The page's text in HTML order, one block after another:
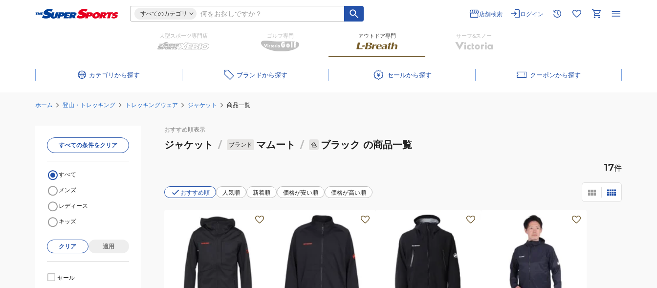
すべてのカテゴリ 店舗検索 ログイン
大型スポーツ専門店 ゴルフ専門 アウトドア専門 サーフ&スノー
カテゴリ ブランド セール クーポン
ホーム 登山・トレッキング トレッキングウェア ジャケット 商品一覧
おすすめ順表示
ジャケット / ブランド マムート / 色 ブラック の商品一覧
17件
おすすめ順 人気順 新着順 価格が安い順 価格が高い順
すべての条件をクリア
すべて
メンズ
レディース
キッズ
クリア 適用
セール